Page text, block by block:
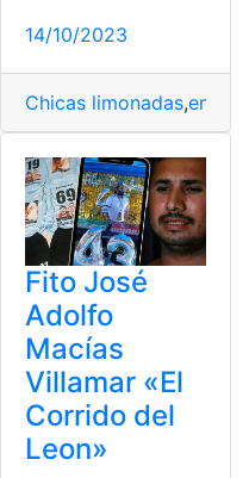
3D,Impresora 3D
14/10/2023
Chicas limonadas,
Fito José
Adolfo
Macías
Villamar «El
Corrido del
Leon»